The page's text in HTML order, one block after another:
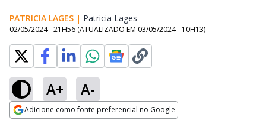
PATRICIA LAGES | Patricia Lages
02/05/2024 - 21H56 (ATUALIZADO EM 03/05/2024 - 10H13)
A+ A-
Adicione como fonte preferencial no Google